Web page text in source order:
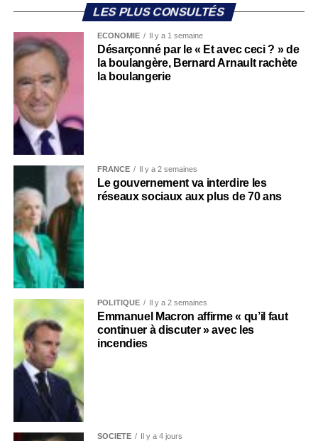
LES PLUS CONSULTÉS
ECONOMIE Il y a 1 semaine
Désarçonné par le « Et avec ceci ? » de
la boulangère, Bernard Arnault rachète
la boulangerie
FRANCE Il y a 2 semaines
Le gouvernement va interdire les
réseaux sociaux aux plus de 70 ans
POLITIQUE Il y a 2 semaines
Emmanuel Macron affirme « qu’il faut
continuer à discuter » avec les
incendies
SOCIÉTÉ Il y a 4 jours